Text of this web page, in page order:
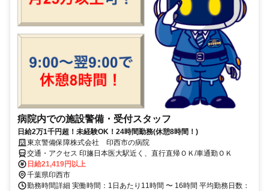
病院内での施設警備・受付スタッフ
日給2万1千円超！未経験OK！24時間勤務(休憩8時間！)
東京警備保障株式会社 印西市の病院
交通・アクセス 印旛日本医大駅近く、直行直帰ＯＫ/車通勤ＯＫ
日給21,419円以上
千葉県印西市
勤務時間詳細 実働時間：1日あたり11時間 〜 16時間 平均勤務日数：